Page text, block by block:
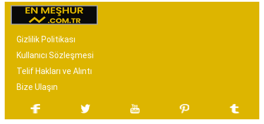
Gizlilik Politikası
Kullanıcı Sözleşmesi
Telif Hakları ve Alıntı
Bize Ulaşın